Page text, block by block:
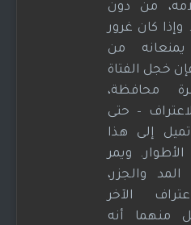
من دون
كان غرور
من
خجل الفتاة
محافظة،
– حتى
إلى هذا
ويمر
والجزر،
الآخر
منهما أنه